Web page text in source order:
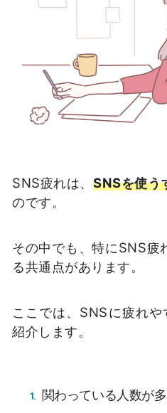
SNS疲れは、SNSを使う
のです。
その中でも、特にSNS疲
る共通点があります。
ここでは、 SNSに疲れや
紹介します。
関わっている人数が